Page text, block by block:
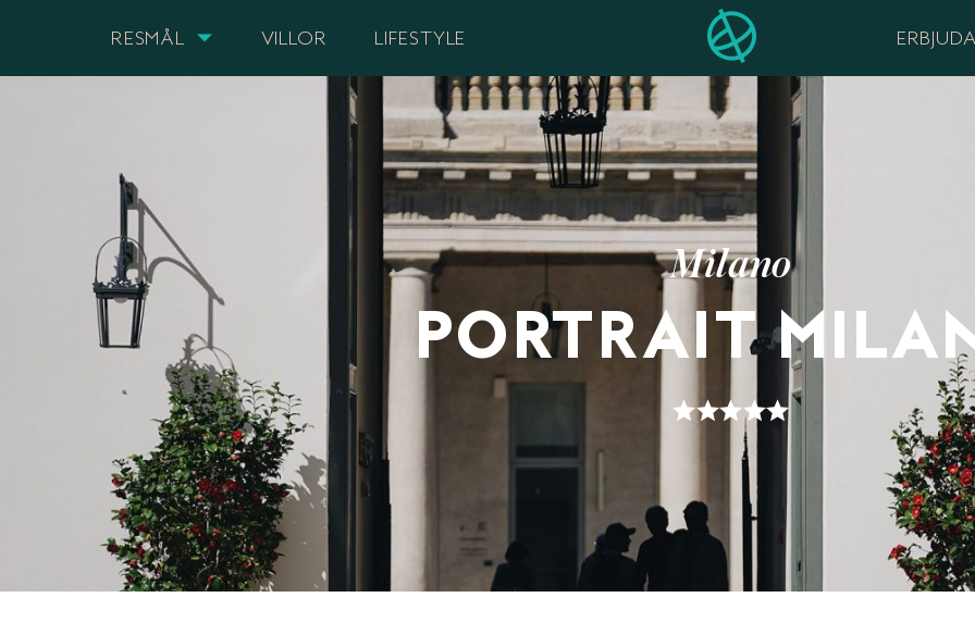
RESMÅL VILLOR LIFESTYLE
Milano
PORTRAIT